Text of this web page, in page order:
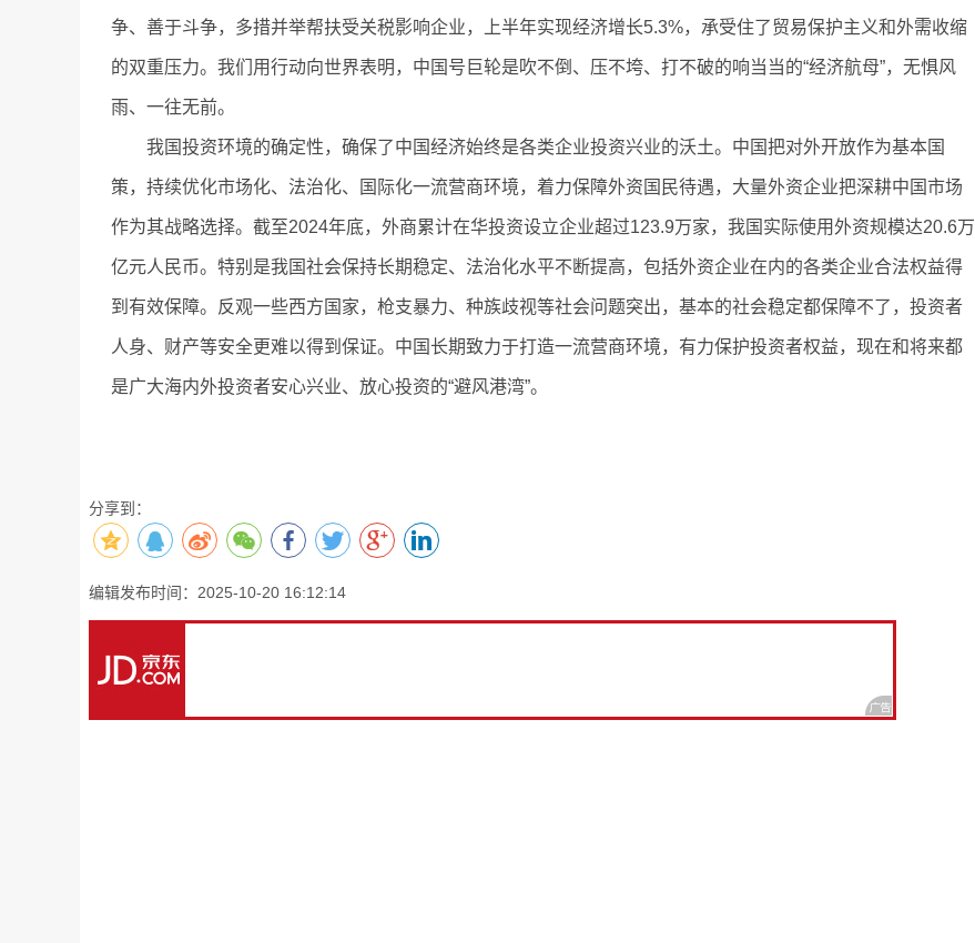
争、善于斗争，多措并举帮扶受关税影响企业，上半年实现经济增长5.3%，承受住了贸易保护主义和外需收缩
的双重压力。我们用行动向世界表明，中国号巨轮是吹不倒、压不垮、打不破的响当当的“经济航母”，无惧风
雨、一往无前。
我国投资环境的确定性，确保了中国经济始终是各类企业投资兴业的沃土。中国把对外开放作为基本国
策，持续优化市场化、法治化、国际化一流营商环境，着力保障外资国民待遇，大量外资企业把深耕中国市场
作为其战略选择。截至2024年底，外商累计在华投资设立企业超过123.9万家，我国实际使用外资规模达20.6万
亿元人民币。特别是我国社会保持长期稳定、法治化水平不断提高，包括外资企业在内的各类企业合法权益得
到有效保障。反观一些西方国家，枪支暴力、种族歧视等社会问题突出，基本的社会稳定都保障不了，投资者
人身、财产等安全更难以得到保证。中国长期致力于打造一流营商环境，有力保护投资者权益，现在和将来都
是广大海内外投资者安心兴业、放心投资的“避风港湾”。
分享到：
编辑发布时间：2025-10-20 16:12:14